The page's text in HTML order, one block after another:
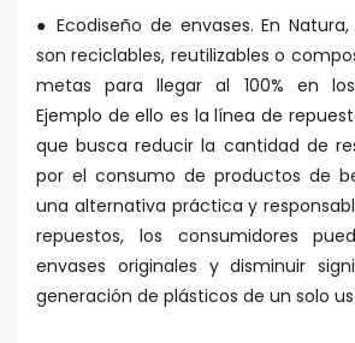
● Ecodiseño de envases. En
son reciclables, reutilizables o
metas para llegar al 100% en
Ejemplo de ello es la línea de
que busca reducir la cantidad de
por el consumo de productos de
una alternativa práctica y
repuestos, los consumidores
envases originales y disminuir
generación de plásticos de un solo